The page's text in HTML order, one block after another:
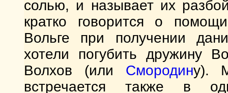
солью, и называет их
кратко говорится о
Вольге при получении
хотели погубить дружину
Волхов (или Смородину).
встречается также в